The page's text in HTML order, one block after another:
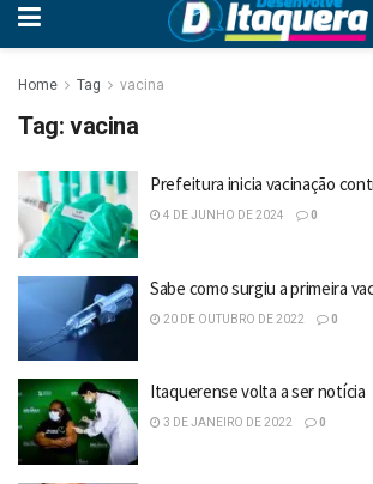
Home Tag vacina
Tag: vacina
Prefeitura inicia vacinação
4 DE JUNHO DE 2024 0
Sabe como surgiu a primeira
20 DE OUTUBRO DE 2022 0
Itaquerense volta a ser notícia
3 DE JANEIRO DE 2022 0